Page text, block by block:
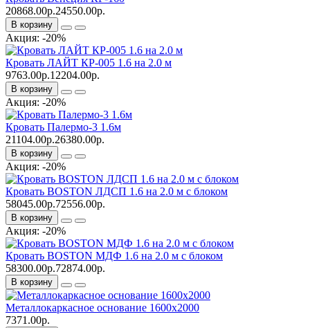
20868.00р.24550.00р.
В корзину
Акция: -20%
Кровать ЛАЙТ КР-005 1.6 на 2.0 м
9763.00р.12204.00р.
В корзину
Акция: -20%
Кровать Палермо-3 1.6м
21104.00р.26380.00р.
В корзину
Акция: -20%
Кровать BOSTON ЛДСП 1.6 на 2.0 м с блоком
58045.00р.72556.00р.
В корзину
Акция: -20%
Кровать BOSTON МДФ 1.6 на 2.0 м с блоком
58300.00р.72874.00р.
В корзину
Металлокаркасное основание 1600х2000
7371.00р.